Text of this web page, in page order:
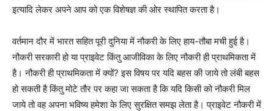
इत्यादि लेकर अपने आप को एक विशेषज्ञ की ओर स्थापित करता है।
वर्तमान दौर में भारत सहित पूरी दुनिया में नौकरी के लिए हाय-तौबा मची हुई है।
नौकरी सरकारी हो या प्राइवेट किंतु आजीविका के लिए नौकरी ही प्राथमिकता में
है। नौकरी ही प्राथमिकता में क्यों? इस विषय पर यदि बहस की जाये तो लंबी बहस
हो सकती है किंतु मोटे तौर पर कहा जा सकता है कि यदि किसी को नौकरी मिल
जाये तो वह अपना भविष्य हमेशा के लिए सुरक्षित समझ लेता है। प्राइवेट नौकरी में